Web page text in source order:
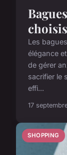
Les
élégance
de gérer
sacrifier le
effi...
17
SHOPPING